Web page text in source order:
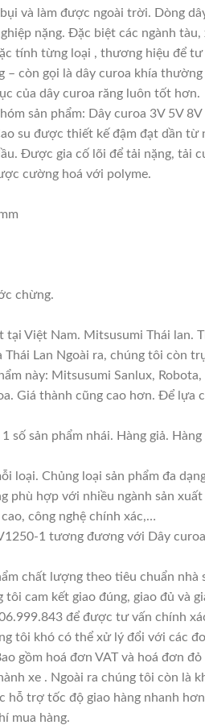
và làm được ngoài trời. Dòng
nặng. Đặc biệt các ngành
tính từng loại , thương hiệu để
– còn gọi là dây curoa khía
của dây curoa răng luôn tốt hơn.
sản phẩm: Dây curoa 3V 5V 8V
su được thiết kế đậm đạt dần
Được gia cố lõi để tải nặng, tải
cường hoá với polyme.
chừng.
Việt Nam. Mitsusumi Thái lan.
Lan Ngoài ra, chúng tôi còn
này: Mitsusumi Sanlux,
Giá thành cũng cao hơn. Để
sản phẩm nhái. Hàng giả.
Chủng loại sản phẩm đa
hợp với nhiều ngành sản
công nghệ chính xác,…
1 tương đương với Dây
chất lượng theo tiêu chuẩn nhà
cam kết giao đúng, giao đủ và
để được tư vấn chính
tôi khó có thể xử lý đổi với các
gồm hoá đơn VAT và hoá đơn
xe . Ngoài ra chúng tôi còn là
trợ tốc độ giao hàng nhanh
mua hàng.